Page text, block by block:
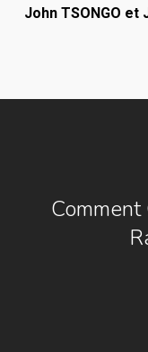
John TSONGO et